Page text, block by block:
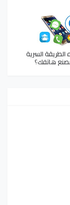
السرية
هاتفك؟